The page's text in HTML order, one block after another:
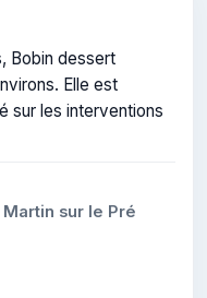
Bobin dessert
Elle est
sur les interventions
sur le Pré